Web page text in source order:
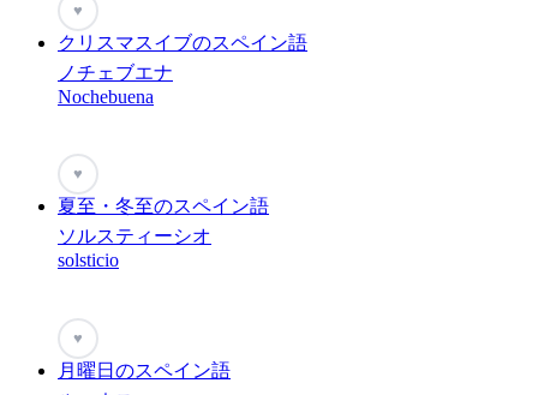
♥
クリスマスイブのスペイン語
ノチェブエナ
Nochebuena
♥
夏至・冬至のスペイン語
ソルスティーシオ
solsticio
♥
月曜日のスペイン語